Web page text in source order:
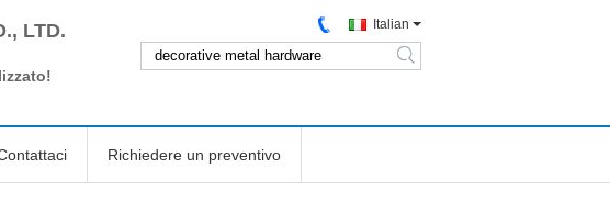
LTD. Italian
search
Richiedere un preventivo